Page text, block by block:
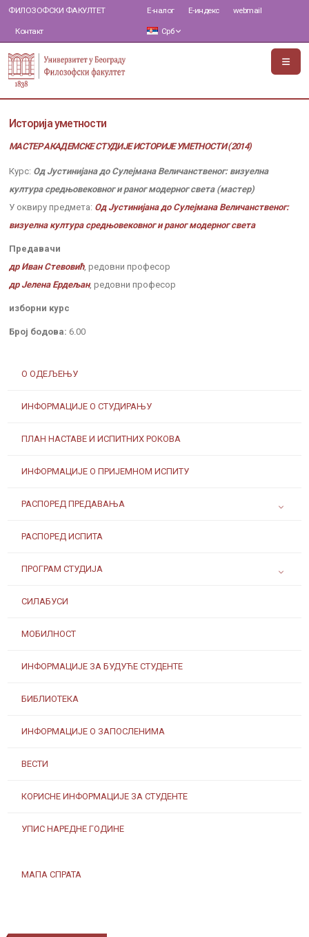
ФИЛОЗОФСКИ ФАКУЛТЕТ
Контакт
Е-налог Е-индекс webmail
Срб
О ОДЕЉЕЊУ
ИНФОРМАЦИЈЕ О СТУДИРАЊУ
ПЛАН НАСТАВЕ И ИСПИТНИХ РОКОВА
ИНФОРМАЦИЈЕ О ПРИЈЕМНОМ ИСПИТУ
РАСПОРЕД ПРЕДАВАЊА
РАСПОРЕД ИСПИТА
ПРОГРАМ СТУДИЈА
СИЛАБУСИ
МОБИЛНОСТ
ИНФОРМАЦИЈЕ ЗА БУДУЋЕ СТУДЕНТЕ
БИБЛИОТЕКА
ИНФОРМАЦИЈЕ О ЗАПОСЛЕНИМА
ВЕСТИ
КОРИСНЕ ИНФОРМАЦИЈЕ ЗА СТУДЕНТЕ
УПИС НАРЕДНЕ ГОДИНЕ
МАПА СПРАТА
Историја уметности
МАСТЕР АКАДЕМСКЕ СТУДИЈЕ ИСТОРИЈЕ УМЕТНОСТИ (2014)
Курс: Од Јустинијана до Сулејмана Величанственог: визуелна
култура средњовековног и раног модерног света (мастер)
У оквиру предмета: Од Јустинијана до Сулејмана Величанственог:
визуелна култура средњовековног и раног модерног света
Предавачи
др Иван Стевовић, редовни професор
др Јелена Ердељан, редовни професор
изборни курс
Број бодова: 6.00